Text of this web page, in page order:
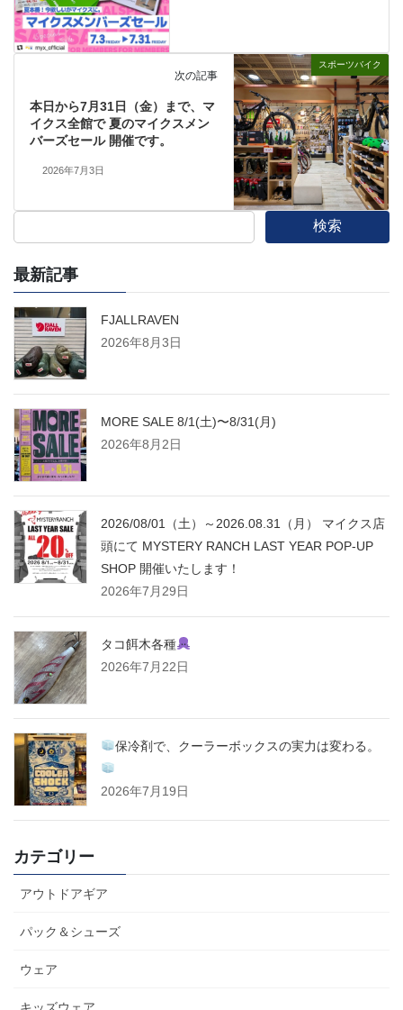
スポーツバイク
次の記事
本日から7月31日（金）まで、マ
イクス全館で 夏のマイクスメン
バーズセール 開催です。
2026年7月3日
検索
最新記事
FJALLRAVEN
2026年8月3日
MORE SALE 8/1(土)〜8/31(月)
2026年8月2日
2026/08/01（土）～2026.08.31（月） マイクス店
頭にて MYSTERY RANCH LAST YEAR POP-UP
SHOP 開催いたします！
2026年7月29日
タコ餌木各種
2026年7月22日
保冷剤で、クーラーボックスの実力は変わる。
2026年7月19日
カテゴリー
アウトドアギア
パック＆シューズ
ウェア